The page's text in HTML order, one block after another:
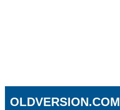
OLDVERSION.COM